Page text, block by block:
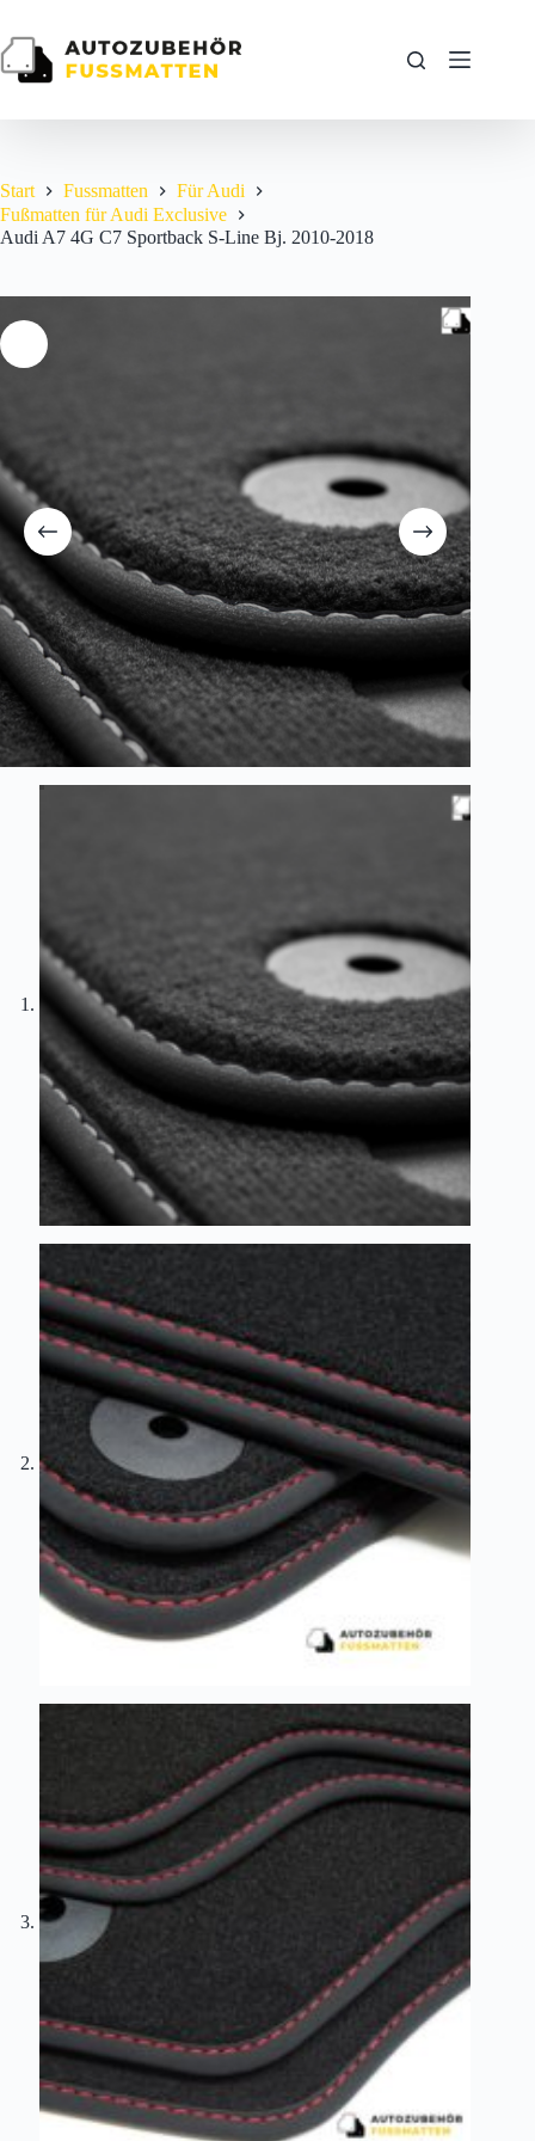
springen
Start Fussmatten
Für Audi
Fußmatten für Audi Exclusive
Audi A7 4G C7 Sportback S-Line Bj. 2010-2018